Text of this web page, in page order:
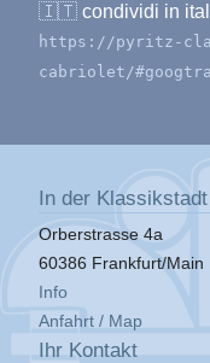
🇮🇹 condividi in
https://pyritz-
cabriolet/
In der Klassikstadt
Orberstrasse 4a
60386 Frankfurt/Main
Info
Anfahrt / Map
Ihr Kontakt